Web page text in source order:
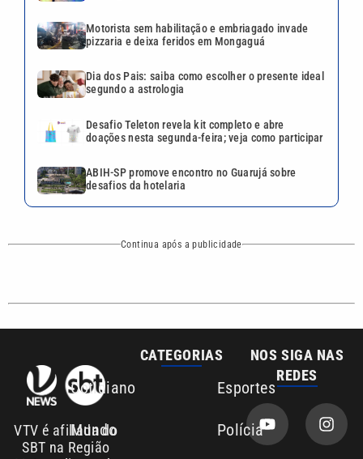
Motorista sem habilitação e embriagado invade
pizzaria e deixa feridos em Mongaguá
Dia dos Pais: saiba como escolher o presente ideal
segundo a astrologia
Desafio Teleton revela kit completo e abre
doações nesta segunda-feira; veja como participar
ABIH-SP promove encontro no Guarujá sobre
desafios da hotelaria
Continua após a publicidade
VTV é afiliada do
SBT na Região
Metropolitana de
Campinas e
Esportes
Mundo Polícia
Política Variedades